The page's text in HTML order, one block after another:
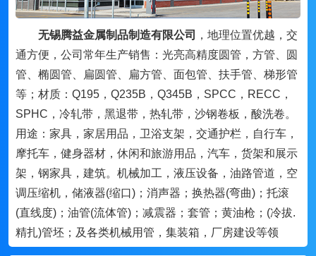
无锡腾益金属制品制造有限公司
，地理位置优越，交
通方便，公司常年生产销售：光亮高精度圆管，方管、圆
管、椭圆管、扁圆管、扁方管、面包管、扶手管、梯形管
等；材质：Q195，Q235B，Q345B，SPCC，RECC，
SPHC，冷轧带，黑退带，热轧带，沙钢卷板，酸洗卷。
用途：家具，家居用品，卫浴支架，交通护栏，自行车，
摩托车，健身器材，休闲和旅游用品，汽车，货架和展示
架，钢家具，建筑。机械加工，液压设备，油路管道，空
调压缩机，储液器(缩口)；消声器；换热器(弯曲)；托滚
(直线度)；油管(流体管)；减震器；套管；黄油枪；(冷拔.
精扎)管坯；及各类机械用管，集装箱，厂房建设等领
域。